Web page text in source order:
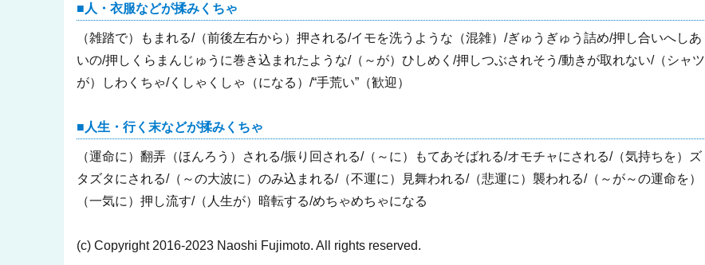
人・衣服などが揉みくちゃ
（雑踏で）もまれる/（前後左右から）押される/イモを洗うような（混雑）/ぎゅうぎゅう詰め/押し合いへしあ
いの/押しくらまんじゅうに巻き込まれたような/（～が）ひしめく/押しつぶされそう/動きが取れない/（シャツ
が）しわくちゃ/くしゃくしゃ（になる）/“手荒い”（歓迎）
人生・行く末などが揉みくちゃ
（運命に）翻弄（ほんろう）される/振り回される/（～に）もてあそばれる/オモチャにされる/（気持ちを）ズ
タズタにされる/（～の大波に）のみ込まれる/（不運に）見舞われる/（悲運に）襲われる/（～が～の運命を）
（一気に）押し流す/（人生が）暗転する/めちゃめちゃになる
(c) Copyright 2016-2023 Naoshi Fujimoto. All rights reserved.